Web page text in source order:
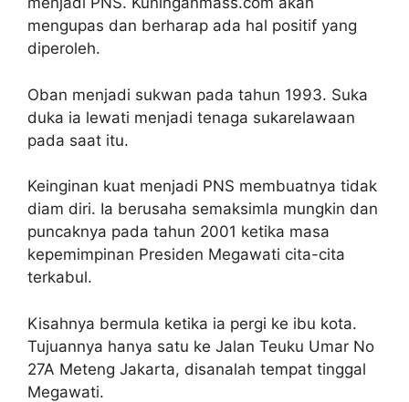
mengupas dan berharap ada hal positif yang
diperoleh.
Oban menjadi sukwan pada tahun 1993. Suka
duka ia lewati menjadi tenaga sukarelawaan
pada saat itu.
Keinginan kuat menjadi PNS membuatnya tidak
diam diri. Ia berusaha semaksimla mungkin dan
puncaknya pada tahun 2001 ketika masa
kepemimpinan Presiden Megawati cita-cita
terkabul.
Kisahnya bermula ketika ia pergi ke ibu kota.
Tujuannya hanya satu ke Jalan Teuku Umar No
27A Meteng Jakarta, disanalah tempat tinggal
Megawati.